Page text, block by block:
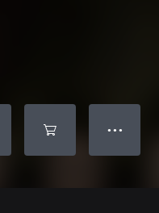
● ● ●